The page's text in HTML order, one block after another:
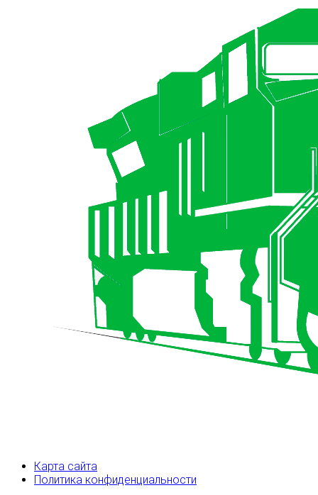
Карта сайта
Политика конфиденциальности